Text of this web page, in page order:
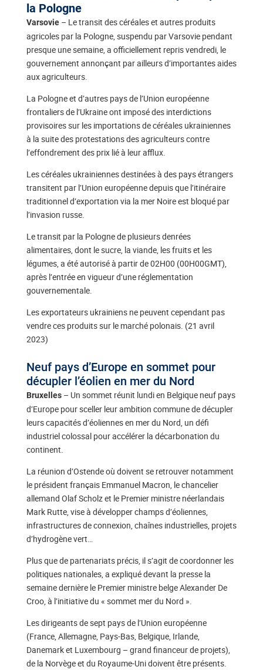
la Pologne
Varsovie– Le transit des céréales et autres produits
agricoles par la Pologne, suspendu par Varsovie pendant
presque une semaine, a officiellement repris vendredi, le
gouvernement annonçant par ailleurs d’importantes aides
aux agriculteurs.
La Pologne et d’autres pays de l’Union européenne
frontaliers de l’Ukraine ont imposé des interdictions
provisoires sur les importations de céréales ukrainiennes
à la suite des protestations des agriculteurs contre
l’effondrement des prix lié à leur afflux.
Les céréales ukrainiennes destinées à des pays étrangers
transitent par l’Union européenne depuis que l’itinéraire
traditionnel d’exportation via la mer Noire est bloqué par
l’invasion russe.
Le transit par la Pologne de plusieurs denrées
alimentaires, dont le sucre, la viande, les fruits et les
légumes, a été autorisé à partir de 02H00 (00H00GMT),
après l’entrée en vigueur d’une réglementation
gouvernementale.
Les exportateurs ukrainiens ne peuvent cependant pas
vendre ces produits sur le marché polonais. (21 avril
2023)
Neuf pays d’Europe en sommet pour
décupler l’éolien en mer du Nord
Bruxelles– Un sommet réunit lundi en Belgique neuf pays
d’Europe pour sceller leur ambition commune de décupler
leurs capacités d’éoliennes en mer du Nord, un défi
industriel colossal pour accélérer la décarbonation du
continent.
La réunion d’Ostende où doivent se retrouver notamment
le président français Emmanuel Macron, le chancelier
allemand Olaf Scholz et le Premier ministre néerlandais
Mark Rutte, vise à développer champs d’éoliennes,
infrastructures de connexion, chaînes industrielles, projets
d’hydrogène vert…
Plus que de partenariats précis, il s’agit de coordonner les
politiques nationales, a expliqué devant la presse la
semaine dernière le Premier ministre belge Alexander De
Croo, à l’initiative du « sommet mer du Nord ».
Les dirigeants de sept pays de l’Union européenne
(France, Allemagne, Pays-Bas, Belgique, Irlande,
Danemark et Luxembourg – grand financeur de projets),
de la Norvège et du Royaume-Uni doivent être présents.